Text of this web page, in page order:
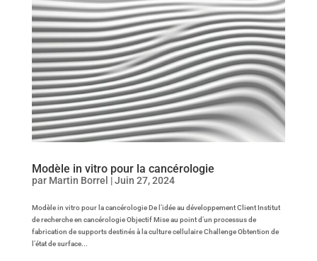
Modèle in vitro pour la cancérologie
par Martin Borrel |Juin 27, 2024
Modèle in vitro pour la cancérologie De l’idée au développement Client Institut
de recherche en cancérologie Objectif Mise au point d’un processus de
fabrication de supports destinés à la culture cellulaire Challenge Obtention de
l’état de surface...